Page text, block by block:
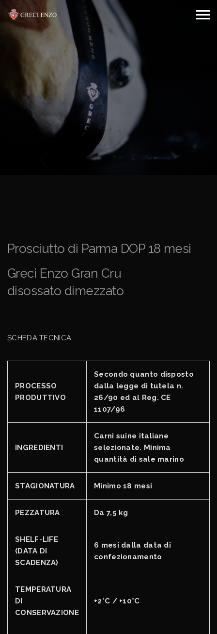
Prosciutto di Parma DOP 18 mesi
Greci Enzo Gran Cru
disossato dimezzato
SCHEDA TECNICA
PROCESSO
PRODUTTIVO
Secondo quanto disposto
dalla legge di tutela n.
26/90 ed al Reg. CE
1107/96
INGREDIENTI
Carni suine italiane
selezionate. Minima
quantità di sale marino
STAGIONATURA Minimo 18 mesi
PEZZATURA Da 7,5 kg
SHELF-LIFE
(DATA DI
SCADENZA)
6 mesi dalla data di
confezionamento
TEMPERATURA
DI
CONSERVAZIONE
+2°C / +10°C